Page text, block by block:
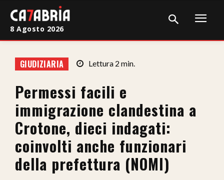
Cronaca
Giudiziaria
Politica
Sport
Attualità
8 Agosto 2026
GIUDIZIARIA Lettura 2 min.
Permessi facili e
immigrazione clandestina a
Crotone, dieci indagati:
coinvolti anche funzionari
della prefettura (NOMI)